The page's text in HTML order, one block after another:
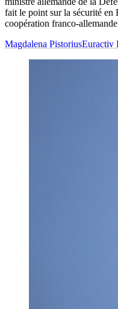
fait le point sur la sécurité en
coopération franco-
Magdalena PistoriusEuractiv